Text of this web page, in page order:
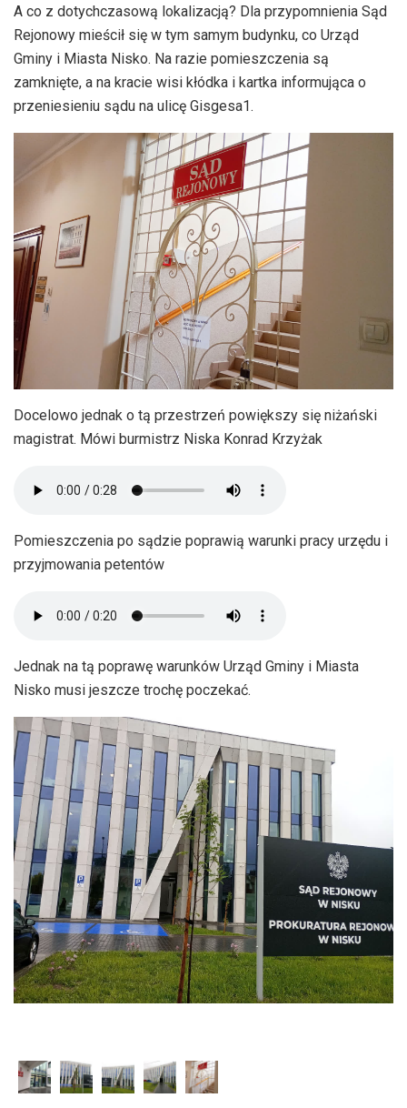
A co z dotychczasową lokalizacją? Dla przypomnienia Sąd
Rejonowy mieścił się w tym samym budynku, co Urząd
Gminy i Miasta Nisko. Na razie pomieszczenia są
zamknięte, a na kracie wisi kłódka i kartka informująca o
przeniesieniu sądu na ulicę Gisgesa1.
Docelowo jednak o tą przestrzeń powiększy się niżański
magistrat. Mówi burmistrz Niska Konrad Krzyżak
Pomieszczenia po sądzie poprawią warunki pracy urzędu i
przyjmowania petentów
Jednak na tą poprawę warunków Urząd Gminy i Miasta
Nisko musi jeszcze trochę poczekać.